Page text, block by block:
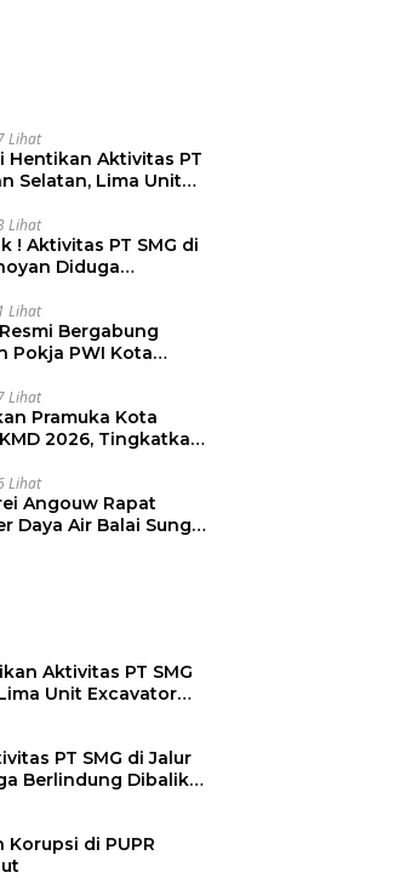
Lihat
Hentikan Aktivitas PT
Selatan, Lima Unit
Lihat
! Aktivitas PT SMG di
Diduga
Lihat
Bergabung
Pokja PWI Kota
Lihat
Pramuka Kota
2026, Tingkatkan
Lihat
Angouw Rapat
Daya Air Balai Sungai
Aktivitas PT SMG
Unit Excavator
PT SMG di Jalur
Berlindung Dibalik
di PUPR